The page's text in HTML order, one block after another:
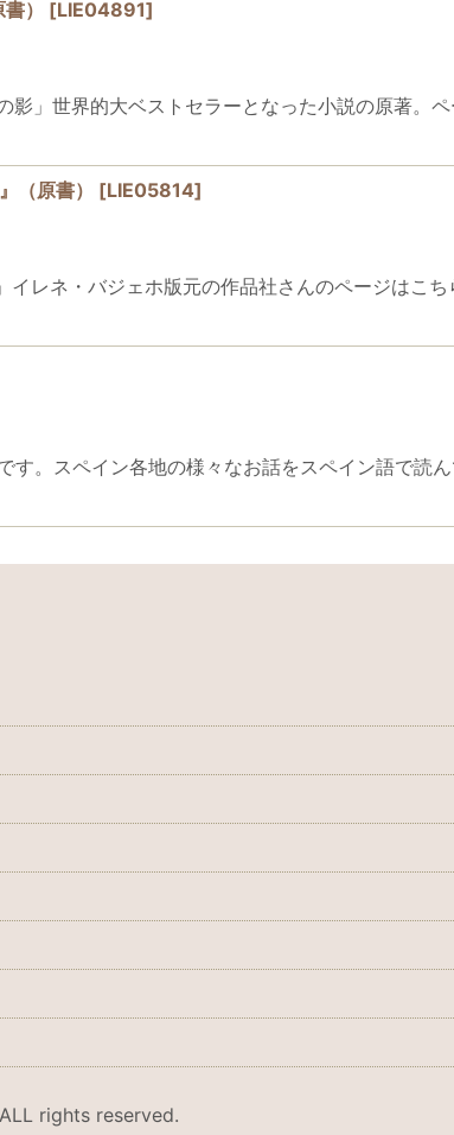
） [LIE04891]
」世界的大ベストセラーとなった小説の原著。
（原書） [LIE05814]
レネ・バジェホ版元の作品社さんのページはこ
。スペイン各地の様々なお話をスペイン語で読
rights reserved.